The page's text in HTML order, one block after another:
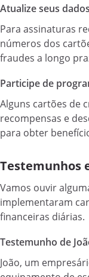
Atualize seus
Para assinaturas
números dos
fraudes a longo
Participe de
Alguns cartões de
recompensas e
para obter
Testemunhos
Vamos ouvir
implementaram
financeiras diárias.
Testemunho de
João, um